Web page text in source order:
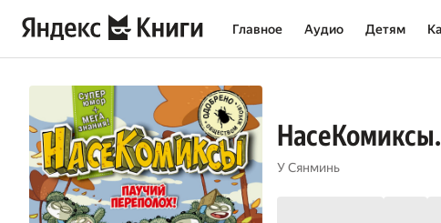
Главное Аудио Детям
У Сянминь